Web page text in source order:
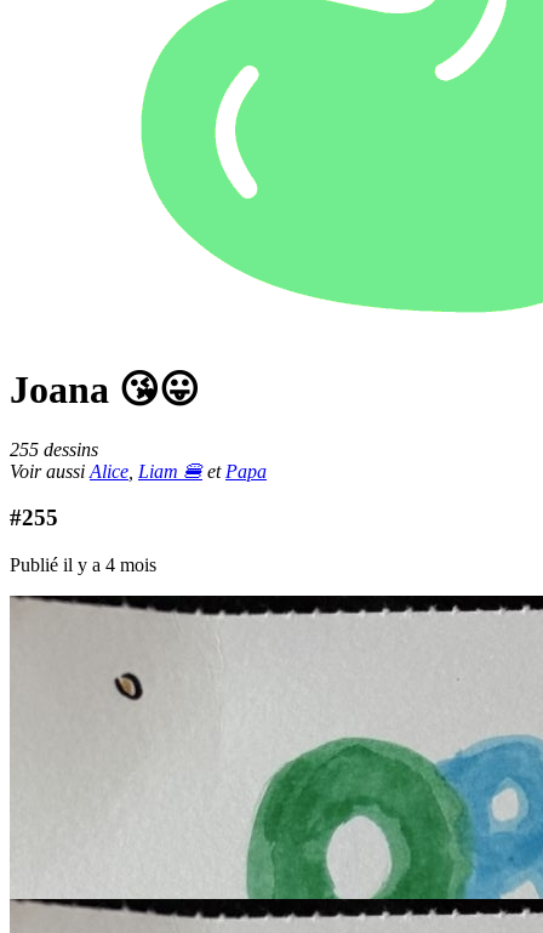
Joana 😘😛
255 dessins
Voir aussi Alice Liam 🍔et Papa
#255
Publié il y a 4 mois